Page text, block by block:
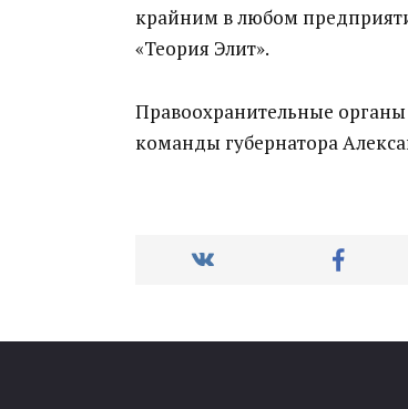
крайним в любом
«Теория Элит».
Правоохранительные
команды губернатора